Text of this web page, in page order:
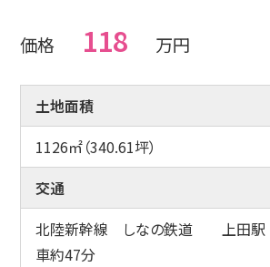
ISO
地域活動／BCP
産業廃棄処理施設
採用情報
価格 118 万円
土地面積
1126㎡（340.61坪）
交通
北陸新幹線 しなの鉄道 上田
車約47分